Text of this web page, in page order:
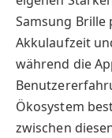
Samsung
Akkulaufzeit
während die
Ökosystem
zwischen